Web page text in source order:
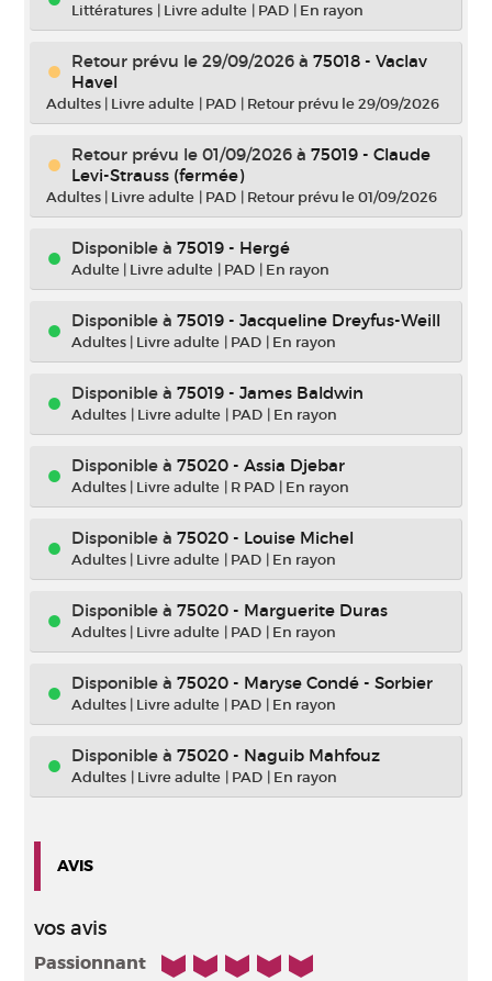
Littératures | Livre adulte | PAD | En rayon
Retour prévu le 29/09/2026 à 75018 - Vaclav
Havel
Adultes | Livre adulte | PAD | Retour prévu le 29/09/2026
Retour prévu le 01/09/2026 à 75019 - Claude
Levi-Strauss (fermée)
Adultes | Livre adulte | PAD | Retour prévu le 01/09/2026
Disponible à 75019 - Hergé
Adulte | Livre adulte | PAD | En rayon
Disponible à 75019 - Jacqueline Dreyfus-Weill
Adultes | Livre adulte | PAD | En rayon
Disponible à 75019 - James Baldwin
Adultes | Livre adulte | PAD | En rayon
Disponible à 75020 - Assia Djebar
Adultes | Livre adulte | R PAD | En rayon
Disponible à 75020 - Louise Michel
Adultes | Livre adulte | PAD | En rayon
Disponible à 75020 - Marguerite Duras
Adultes | Livre adulte | PAD | En rayon
Disponible à 75020 - Maryse Condé - Sorbier
Adultes | Livre adulte | PAD | En rayon
Disponible à 75020 - Naguib Mahfouz
Adultes | Livre adulte | PAD | En rayon
AVIS
vos avis
Passionnant 5/5